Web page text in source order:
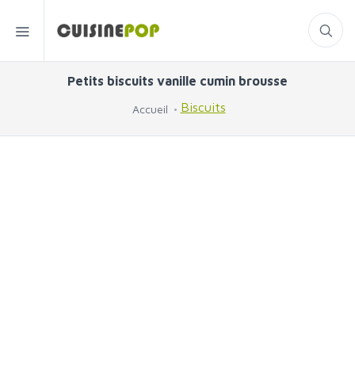
Petits biscuits vanille cumin brousse
Accueil Biscuits